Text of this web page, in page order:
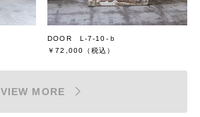
DOOR L-7-10-ｂ
￥72,000 （税込）
VIEW MORE